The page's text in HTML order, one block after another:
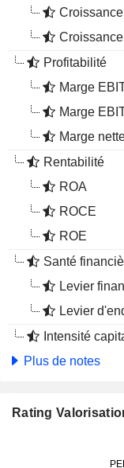
Profitabilité
Marge
Marge
Marge
Rentabilité
ROA
ROCE
ROE
Santé
Levier
Levier
Intensité
Plus de notes
Rating